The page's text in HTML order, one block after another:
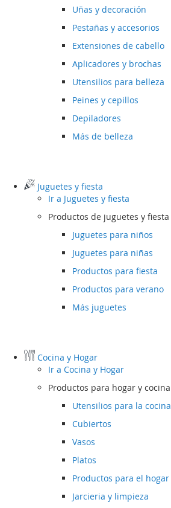
Uñas y decoración
Pestañas y accesorios
Extensiones de cabello
Aplicadores y brochas
Utensilios para belleza
Peines y cepillos
Depiladores
Más de belleza
Juguetes y fiesta
Ir a Juguetes y fiesta
Productos de juguetes y fiesta
Juguetes para niños
Juguetes para niñas
Productos para fiesta
Productos para verano
Más juguetes
Cocina y Hogar
Ir a Cocina y Hogar
Productos para hogar y cocina
Utensilios para la cocina
Cubiertos
Vasos
Platos
Productos para el hogar
Jarcieria y limpieza